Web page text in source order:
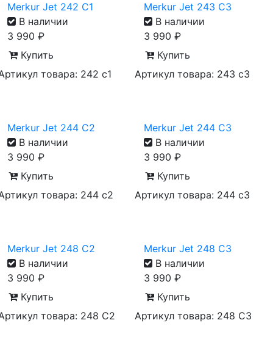
Merkur Jet 242 C1
В наличии
3 990 ₽
Купить
товара: 242 с1
Merkur Jet 243 C3
В наличии
3 990 ₽
Купить
Артикул товара: 243 с3
Merkur Jet 244 C2
В наличии
3 990 ₽
Купить
товара: 244 с2
Merkur Jet 244 C3
В наличии
3 990 ₽
Купить
Артикул товара: 244 с3
Merkur Jet 248 C2
В наличии
3 990 ₽
Купить
товара: 248 C2
Merkur Jet 248 C3
В наличии
3 990 ₽
Купить
Артикул товара: 248 C3